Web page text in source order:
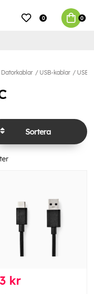
0 0
Datorkablar USB-kablar USB-
Sortera
kr